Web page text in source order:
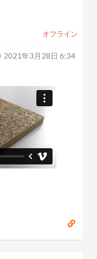
オフライン
2021年3月28日 6:34